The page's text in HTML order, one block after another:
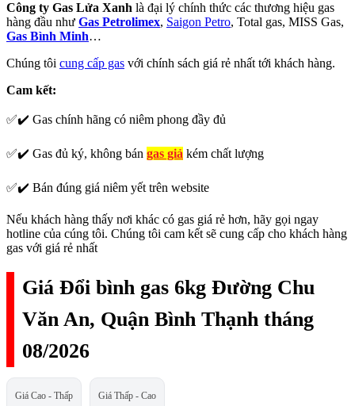
Công ty Gas Lửa Xanh là đại lý chính thức các thương hiệu gas
hàng đầu như Gas Petrolimex, Saigon Petro, Total gas, MISS Gas,
Gas Bình Minh…
Chúng tôi cung cấp gas với chính sách giá rẻ nhất tới khách hàng.
Cam kết:
✅✔️ Gas chính hãng có niêm phong đầy đủ
✅✔️ Gas đủ ký, không bán gas giả kém chất lượng
✅✔️ Bán đúng giá niêm yết trên website
Nếu khách hàng thấy nơi khác có gas giá rẻ hơn, hãy gọi ngay
hotline của cúng tôi. Chúng tôi cam kết sẽ cung cấp cho khách hàng
gas với giá rẻ nhất
Giá Đổi bình gas 6kg Đường Chu
Văn An, Quận Bình Thạnh tháng
08/2026
Giá Cao - Thấp Giá Thấp - Cao